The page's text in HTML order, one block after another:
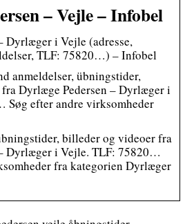
– Vejle – Infobel
Dyrlæger i Vejle (adresse,
TLF: 75820…) – Infobel
anmeldelser, übningstider,
Dyrlæge Pedersen – Dyrlæger i
efter andre virksomheder
billeder og videoer fra
Dyrlæger i Vejle. TLF: 75820…
fra kategorien Dyrlæger